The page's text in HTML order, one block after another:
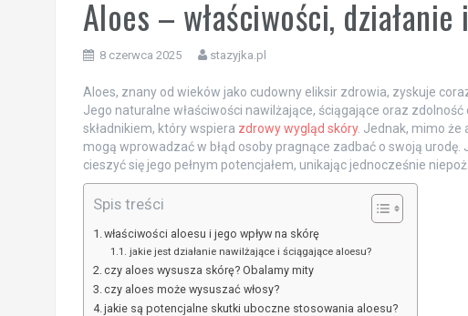
Aloes – właściwości,
8 czerwca 2025 stazyjka.pl
Aloes, znany od wieków jako cudowny eliksir zdrowia, zyskuje
Jego naturalne właściwości nawilżające, ściągające oraz
składnikiem, który wspiera zdrowy wygląd skóry. Jednak, mimo że
mogą wprowadzać w błąd osoby pragnące zadbać o swoją
cieszyć się jego pełnym potencjałem, unikając jednocześnie
Spis treści
właściwości aloesu i jego wpływ na skórę
jakie jest działanie nawilżające i ściągające aloesu?
czy aloes wysusza skórę? Obalamy mity
czy aloes może wysuszać włosy?
jakie są potencjalne skutki uboczne stosowania aloesu?